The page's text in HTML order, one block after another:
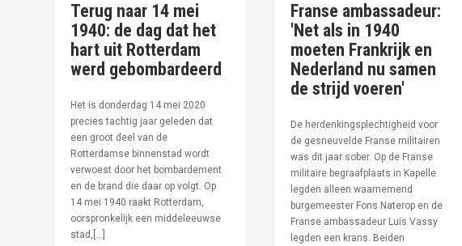
Terug naar 14 mei
1940: de dag dat het
hart uit Rotterdam
werd gebombardeerd
Het is donderdag 14 mei 2020
precies tachtig jaar geleden dat
een groot deel van de
Rotterdamse binnenstad wordt
verwoest door het bombardement
en de brand die daar op volgt. Op
14 mei 1940 raakt Rotterdam,
oorspronkelijk een middeleeuwse
stad,[…]
Franse ambassadeur:
'Net als in 1940
moeten Frankrijk en
Nederland nu samen
de strijd voeren'
De herdenkingsplechtigheid voor
de gesneuvelde Franse militairen
was dit jaar sober. Op de Franse
militaire begraafplaats in Kapelle
legden alleen waarnemend
burgemeester Fons Naterop en de
Franse ambassadeur Luis Vassy
legden een krans. Beiden